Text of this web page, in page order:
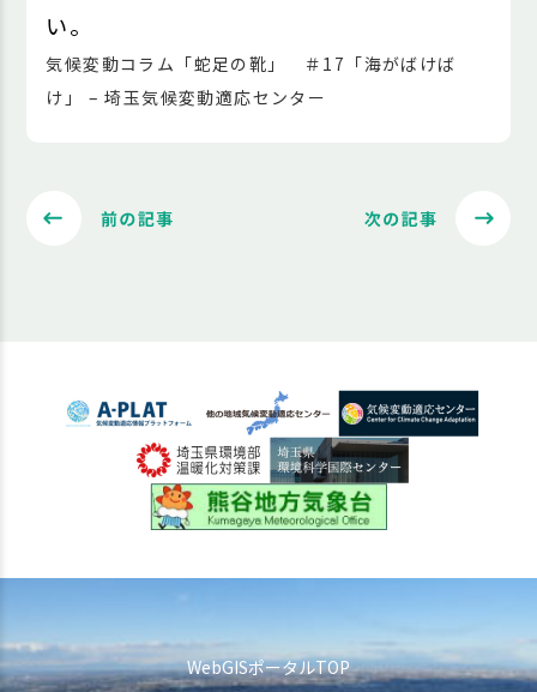
い。
気候変動コラム「蛇足の靴」 ＃17「海がばけば
け」 – 埼玉気候変動適応センター
WebGISポータルTOP